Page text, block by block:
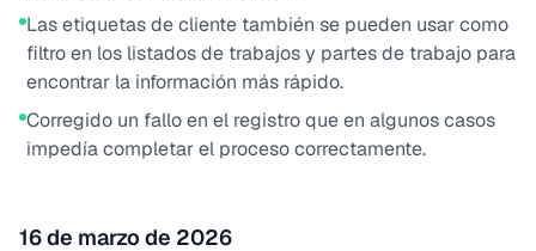
Las etiquetas de cliente también se pueden usar como
filtro en los listados de trabajos y partes de trabajo para
encontrar la información más rápido.
Corregido un fallo en el registro que en algunos casos
impedía completar el proceso correctamente.
16 de marzo de 2026